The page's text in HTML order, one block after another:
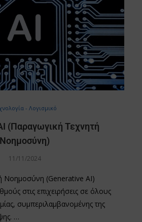
- Λογισμικό
(Παραγωγική Τεχνητή
Νοημοσύνη)
11/11/2024
Νοημοσύνη (Generative AI)
στις επιχειρήσεις σε όλους
συμπεριλαμβανομένης της
…